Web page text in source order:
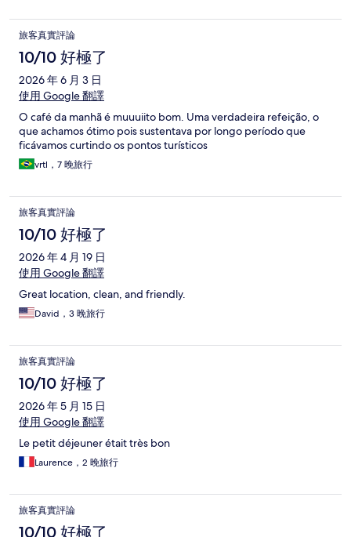
旅客真實評論
10/10 好極了
2026 年 6 月 3 日
使用 Google 翻譯
O café da manhã é muuuiito bom. Uma verdadeira refeição, o
que achamos ótimo pois sustentava por longo período que
ficávamos curtindo os pontos turísticos
vrtl，7 晚旅行
旅客真實評論
10/10 好極了
2026 年 4 月 19 日
使用 Google 翻譯
Great location, clean, and friendly.
David，3 晚旅行
旅客真實評論
10/10 好極了
2026 年 5 月 15 日
使用 Google 翻譯
Le petit déjeuner était très bon
Laurence，2 晚旅行
旅客真實評論
10/10 好極了